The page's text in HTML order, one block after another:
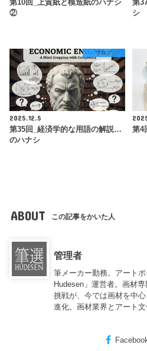
第10回_上質紙と模造紙のハナシ
②
第
シ
ブログ
2025.12.5
第35回_経済学的な用語の解説…
のハナシ
第4
ABOUT この記事をかいた人
管理者
筆メーカー勤務。アート
Hudesen」運営者。画材
挑戦が、今では画材を中
進化。画材業界とアート